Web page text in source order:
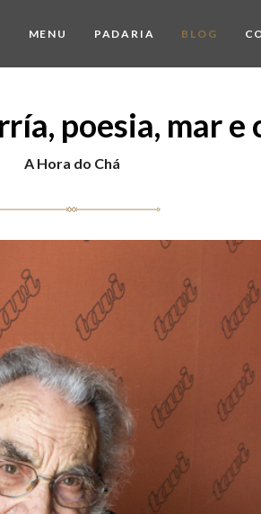
MENU PADARIA BLOG
poesia, mar e
A Hora do Chá